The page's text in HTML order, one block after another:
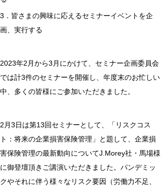
3．皆さまの興味に応えるセミナーイベントを企
画、実行する
2023年2月から3月にかけて、セミナー企画委員会
では計3件のセミナーを開催し、年度末のお忙しい
中、多くの皆様にご参加いただきました。
2月3日は第13回セミナーとして、「リスクコス
ト：将来の企業損害保険管理」と題して、企業損
害保険管理の最新動向についてJ.Morey社・馬場様
に御登壇頂きご講演いただきました。パンデミッ
クやそれに伴う様々なリスク要因（労働力不足、